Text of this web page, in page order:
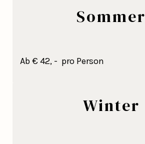
Sommer
Ab € 42, - pro Person
Winter